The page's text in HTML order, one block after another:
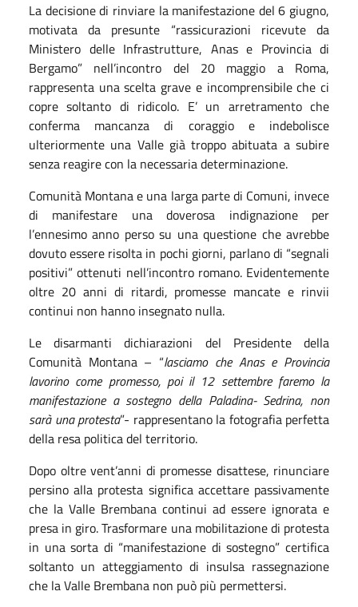
La decisione di rinviare la manifestazione del 6 giugno,
motivata da presunte “rassicurazioni ricevute da
Ministero delle Infrastrutture, Anas e Provincia di
Bergamo” nell’incontro del 20 maggio a Roma,
rappresenta una scelta grave e incomprensibile che ci
copre soltanto di ridicolo. E’ un arretramento che
conferma mancanza di coraggio e indebolisce
ulteriormente una Valle già troppo abituata a subire
senza reagire con la necessaria determinazione.
Comunità Montana e una larga parte di Comuni, invece
di manifestare una doverosa indignazione per
l’ennesimo anno perso su una questione che avrebbe
dovuto essere risolta in pochi giorni, parlano di “segnali
positivi” ottenuti nell’incontro romano. Evidentemente
oltre 20 anni di ritardi, promesse mancate e rinvii
continui non hanno insegnato nulla.
Le disarmanti dichiarazioni del Presidente della
Comunità Montana – “lasciamo che Anas e Provincia
lavorino come promesso, poi il 12 settembre faremo la
manifestazione a sostegno della Paladina- Sedrina, non
sarà una protesta”- rappresentano la fotografia perfetta
della resa politica del territorio.
Dopo oltre vent’anni di promesse disattese, rinunciare
persino alla protesta significa accettare passivamente
che la Valle Brembana continui ad essere ignorata e
presa in giro. Trasformare una mobilitazione di protesta
in una sorta di “manifestazione di sostegno” certifica
soltanto un atteggiamento di insulsa rassegnazione
che la Valle Brembana non può più permettersi.